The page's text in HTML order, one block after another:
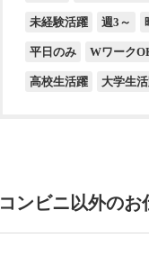
未経験活躍 週3～
平日のみ Wワーク
高校生活躍 大学生
コンビニ以外のお